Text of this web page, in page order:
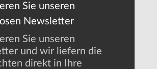
Sie unseren
Newsletter
Sie unseren
und wir liefern die
direkt in Ihre